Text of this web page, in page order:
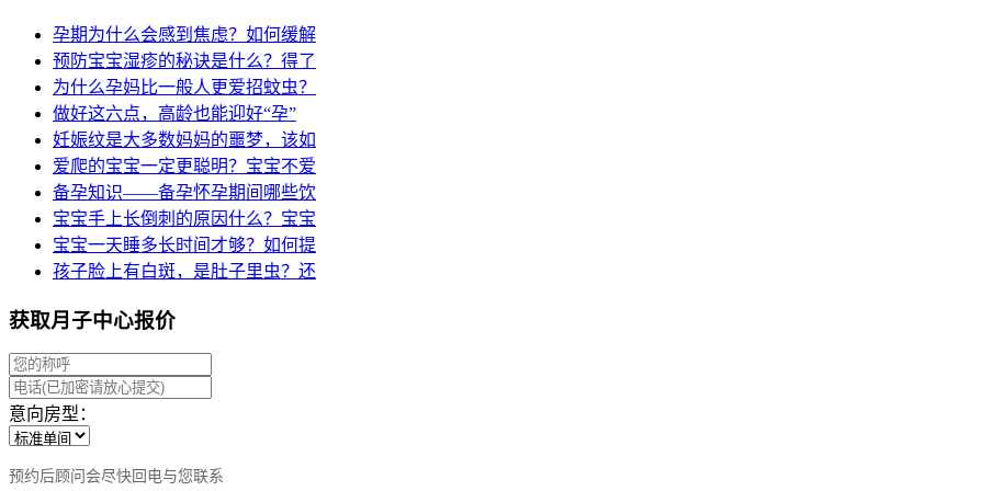
孕期为什么会感到焦虑？如何缓解
预防宝宝湿疹的秘诀是什么？得了
为什么孕妈比一般人更爱招蚊虫？
做好这六点，高龄也能迎好“孕”
妊娠纹是大多数妈妈的噩梦，该如
爱爬的宝宝一定更聪明？宝宝不爱
备孕知识——备孕怀孕期间哪些饮
宝宝手上长倒刺的原因什么？宝宝
宝宝一天睡多长时间才够？如何提
孩子脸上有白斑，是肚子里虫？还
获取月子中心报价
意向房型：
预约后顾问会尽快回电与您联系